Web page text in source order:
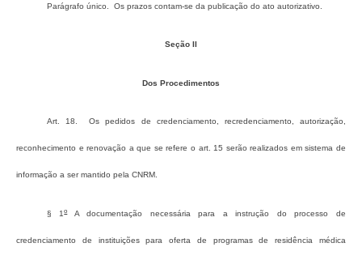
Parágrafo único. Os prazos contam-se da publicação do ato autorizativo.
Seção II
Dos Procedimentos
Art. 18. Os pedidos de credenciamento, recredenciamento, autorização,
reconhecimento e renovação a que se refere o art. 15 serão realizados em sistema de
informação a ser mantido pela CNRM.
§ 1oA documentação necessária para a instrução do processo de
credenciamento de instituições para oferta de programas de residência médica